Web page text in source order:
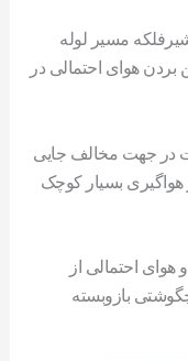
مسیر لوله
هوای احتمالی در
در جهت مخالف جایی
بسیار کوچک
احتمالی از
بازوبسته